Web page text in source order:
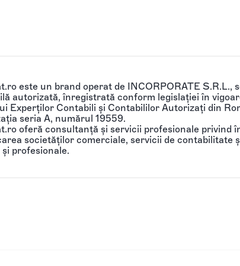
este un brand operat de INCORPORATE S.R.L.,
autorizată, înregistrată conform legislației în
Experților Contabili și Contabililor Autorizați din
seria A, numărul 19559.
oferă consultanță și servicii profesionale privind
societăților comerciale, servicii de contabilitate
și profesionale.